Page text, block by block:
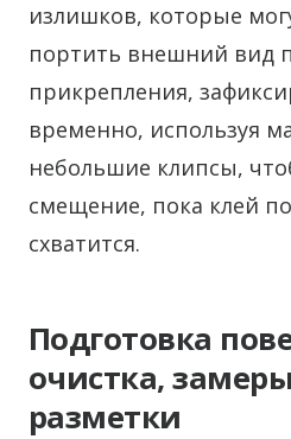
излишков, которые
портить внешний вид
прикрепления,
временно, используя
небольшие клипсы,
смещение, пока клей
схватится.
Подготовка
очистка,
разметки